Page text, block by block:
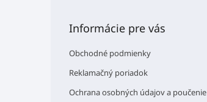
Informácie pre vás
Obchodné podmienky
Reklamačný poriadok
Ochrana osobných údajov a poučenie